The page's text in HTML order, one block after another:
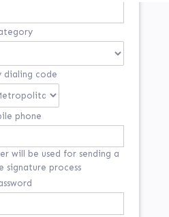
dialing code
phone
will be used for sending a
signature process